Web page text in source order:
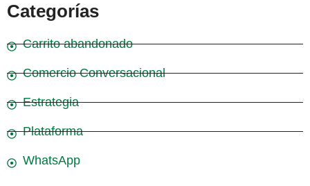
Categorías
Carrito abandonado
Comercio Conversacional
Estrategia
Plataforma
WhatsApp